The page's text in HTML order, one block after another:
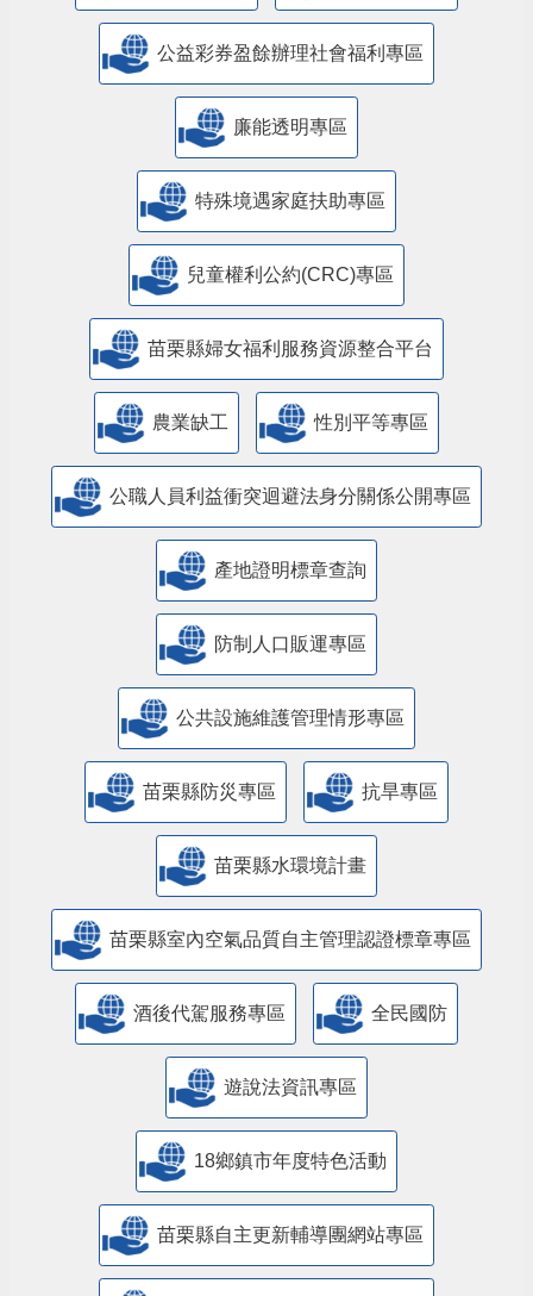
公益彩券盈餘辦理社會福利專區
廉能透明專區
特殊境遇家庭扶助專區
兒童權利公約(CRC)專區
苗栗縣婦女福利服務資源整合平台
農業缺工 性別平等專區
公職人員利益衝突迴避法身分關係公開專區
產地證明標章查詢
防制人口販運專區
​公共設施維護管理情形專區
苗栗縣防災專區 抗旱專區
苗栗縣水環境計畫
苗栗縣室內空氣品質自主管理認證標章專區
酒後代駕服務專區 全民國防
遊說法資訊專區
18鄉鎮市年度特色活動
苗栗縣自主更新輔導團網站專區